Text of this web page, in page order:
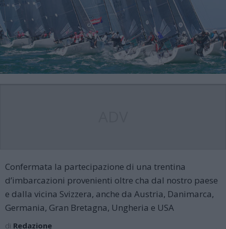
Confermata la partecipazione di una trentina
d’imbarcazioni provenienti oltre cha dal nostro paese
e dalla vicina Svizzera, anche da Austria, Danimarca,
Germania, Gran Bretagna, Ungheria e USA
di Redazione